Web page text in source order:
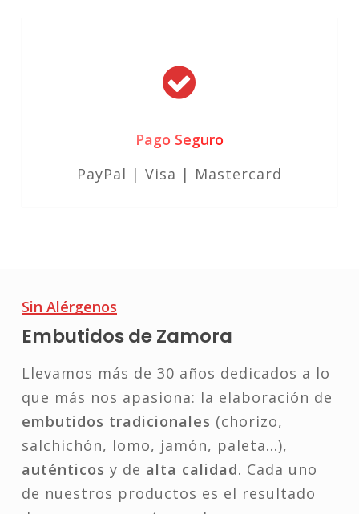
Pago Seguro
PayPal | Visa | Mastercard
Sin Alérgenos
Embutidos de Zamora
Llevamos más de 30 años dedicados a lo
que más nos apasiona: la elaboración de
embutidos tradicionales (chorizo,
salchichón, lomo, jamón, paleta…),
auténticos y de alta calidad. Cada uno
de nuestros productos es el resultado